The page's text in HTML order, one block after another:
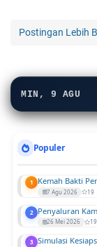
Postingan Lebih
MIN, 9 AGU
Populer
1 Kemah Bakti
7 Agu 2026 19
2 Penyaluran
26 Mei 2026 19
3 Simulasi